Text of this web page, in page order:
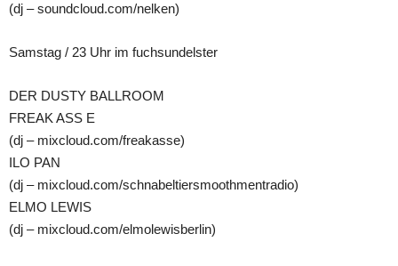
(dj – soundcloud.com/nelken)
Samstag / 23 Uhr im fuchsundelster
DER DUSTY BALLROOM
FREAK ASS E
(dj – mixcloud.com/freakasse)
ILO PAN
(dj – mixcloud.com/schnabeltiersmoothmentradio)
ELMO LEWIS
(dj – mixcloud.com/elmolewisberlin)